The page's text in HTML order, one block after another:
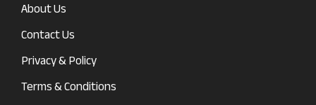
About Us
Contact Us
Privacy & Policy
Terms & Conditions